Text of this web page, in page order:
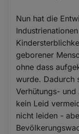
Nun hat die
geborener
ohne dass
wurde. Dadurch
Verhütungs-
kein Leid
nicht leiden -